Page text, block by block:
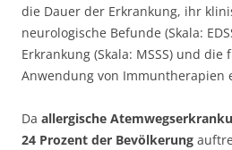
die Dauer der Erkrankung, ihr
neurologische Befunde (Skala:
Erkrankung (Skala: MSSS) und
Anwendung von Immuntherapien
Da allergische
24 Prozent der Bevölkerung